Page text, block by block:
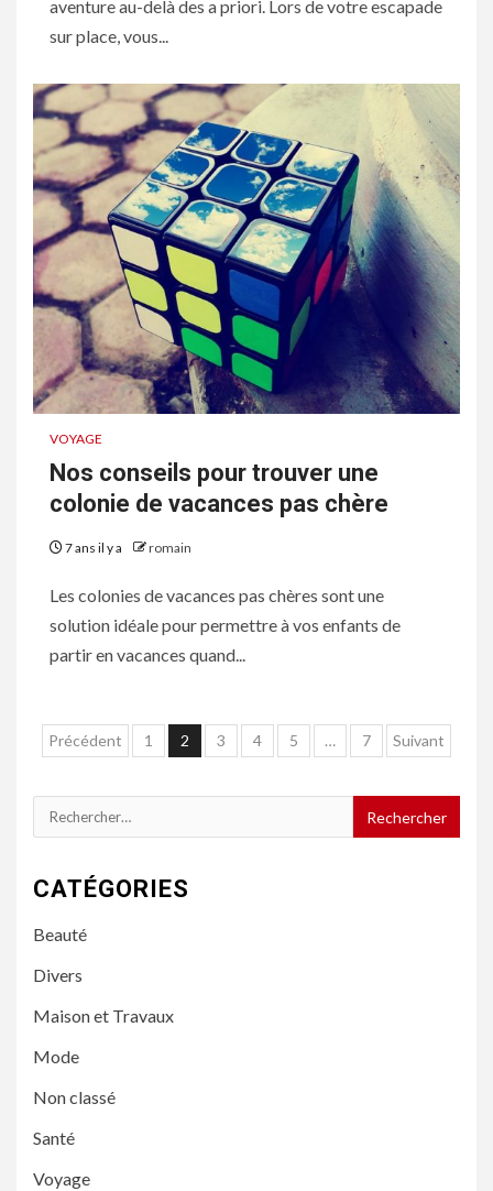
aventure au-delà des a priori. Lors de votre escapade
sur place, vous...
VOYAGE
Nos conseils pour trouver une
colonie de vacances pas chère
7 ans il y a romain
Les colonies de vacances pas chères sont une
solution idéale pour permettre à vos enfants de
partir en vacances quand...
Navigation
articles
Précédent 1 2 3 4 5 … 7 Suivant
Rechercher :
CATÉGORIES
Beauté
Divers
Maison et Travaux
Mode
Non classé
Santé
Voyage